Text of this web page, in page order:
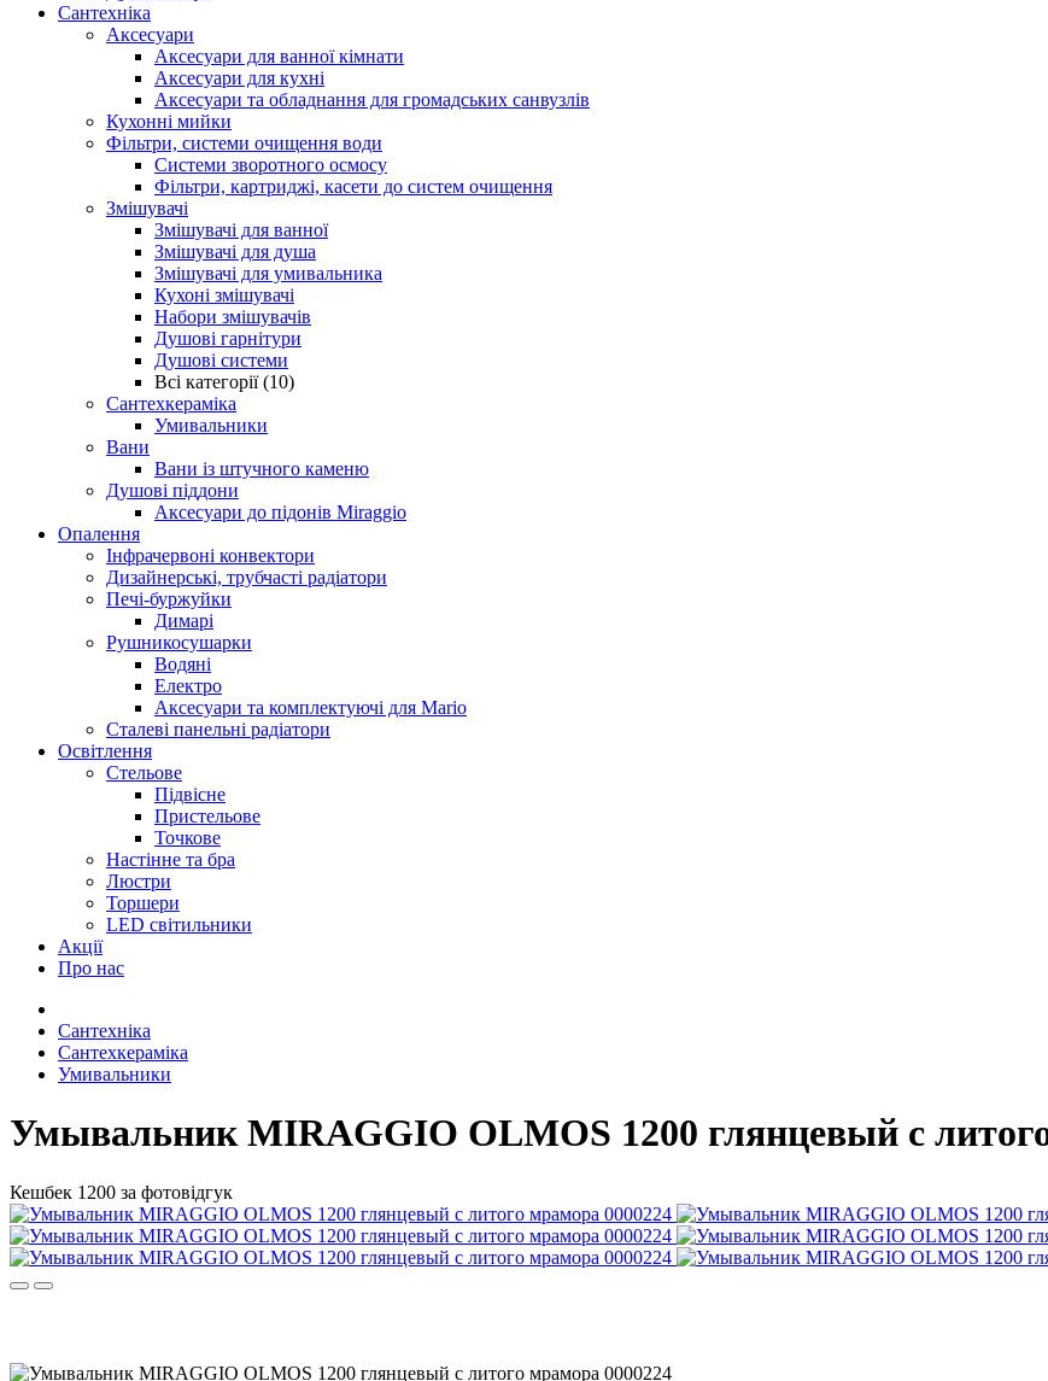
Сантехніка
Аксесуари
Аксесуари для ванної кімнати
Аксесуари для кухні
Аксесуари та обладнання для громадських санвузлів
Кухонні мийки
Фільтри, системи очищення води
Системи зворотного осмосу
Фільтри, картриджі, касети до систем очищення
Змішувачі
Змішувачі для ванної
Змішувачі для душа
Змішувачі для умивальника
Кухоні змішувачі
Набори змішувачів
Душові гарнітури
Душові системи
Всі категорії (10)
Сантехкераміка
Умивальники
Вани
Вани із штучного каменю
Душові піддони
Аксесуари до підонів Miraggio
Опалення
Інфрачервоні конвектори
Дизайнерські, трубчасті радіатори
Печі-буржуйки
Димарі
Рушникосушарки
Водяні
Електро
Аксесуари та комплектуючі для Mario
Сталеві панельні радіатори
Освітлення
Стельове
Підвісне
Пристельове
Точкове
Настінне та бра
Люстри
Торшери
LED світильники
Акції
Про нас
Сантехніка
Сантехкераміка
Умивальники
Умывальник MIRAGGIO OLMOS 1200 глянцевый с
Кешбек 1200 за фотовідгук